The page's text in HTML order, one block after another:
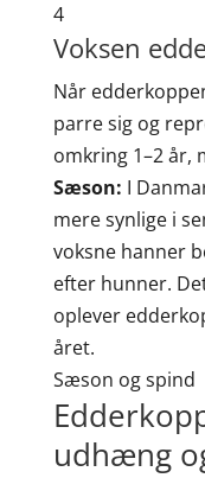
4
Voksen
Når
parre sig og
omkring 1–2 år,
Sæson: I
mere synlige i
voksne hanner
efter hunner.
oplever
året.
Sæson og spind
udhæng